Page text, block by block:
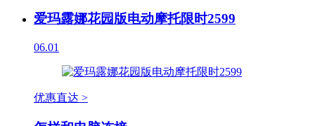
爱玛露娜花园版电动摩托限时2599
06.01
优惠直达 >